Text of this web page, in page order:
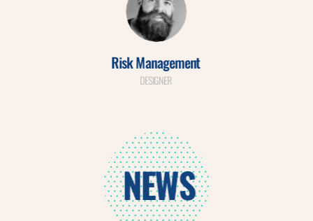
Risk Management
DESIGNER
NEWS